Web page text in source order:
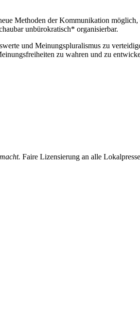
Methoden der Kommunikation möglich,
unbürokratisch* organisierbar.
und Meinungspluralismus zu
zu wahren und zu
Faire Lizensierung an alle